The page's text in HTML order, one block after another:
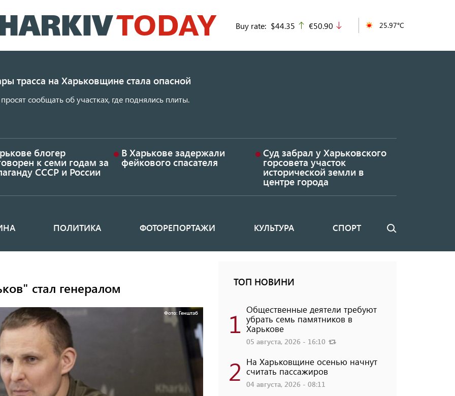
к
основному
Buy rate: $44.35 up
€50.90 25.97°C
трасса на Харьковщине стала опасной
сообщать об участках, где поднялись плиты.
блогер
к семи годам за
СССР и России
В Харькове задержали
фейкового спасателя
Суд забрал у Харьковского
горсовета участок
исторической земли в
центре города
ПОЛИТИКА ФОТОРЕПОРТАЖИ КУЛЬТУРА СПОРТ Поиск
стал генералом
Фото: Генштаб
ТОП НОВИНИ
1 Общественные деятели требуют
убрать семь памятников в
Харькове
05 августа, 2026 - 16:10
2 На Харьковщине осенью начнут
считать пассажиров
04 августа, 2026 - 08:11